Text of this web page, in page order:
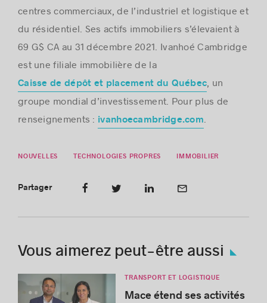
centres commerciaux, de l’industriel et logistique et
du résidentiel. Ses actifs immobiliers s’élevaient à
69 G$ CA au 31 décembre 2021. Ivanhoé Cambridge
est une filiale immobilière de la
Caisse de dépôt et placement du Québec, un
groupe mondial d’investissement. Pour plus de
renseignements : ivanhoecambridge.com.
NOUVELLES TECHNOLOGIES PROPRES IMMOBILIER
Partager
Vous aimerez peut-être aussi
TRANSPORT ET LOGISTIQUE
Mace étend ses activités